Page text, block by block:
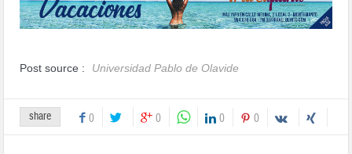
Post source : Universidad Pablo de Olavide
share 0 0 0 0